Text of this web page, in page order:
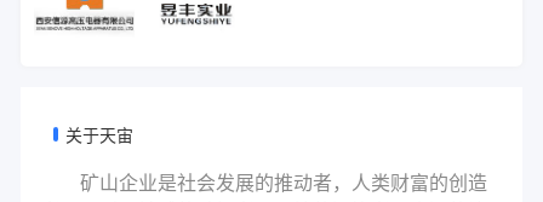
关于天宙
矿山企业是社会发展的推动者，人类财富的创造